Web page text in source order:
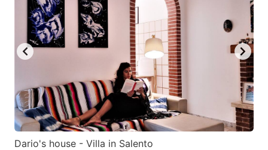
to
get
the
shortcuts
for
changing
dates.
to
get
the
keyboard
shortcuts
for
changing
dates.
Dario's house - Villa in Salento